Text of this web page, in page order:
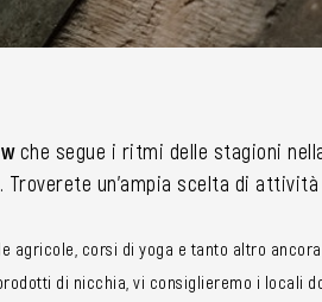
che segue i ritmi delle stagioni
un’ampia scelta di
agricole, corsi di yoga e tanto altro ancora.
di nicchia, vi consiglieremo i locali